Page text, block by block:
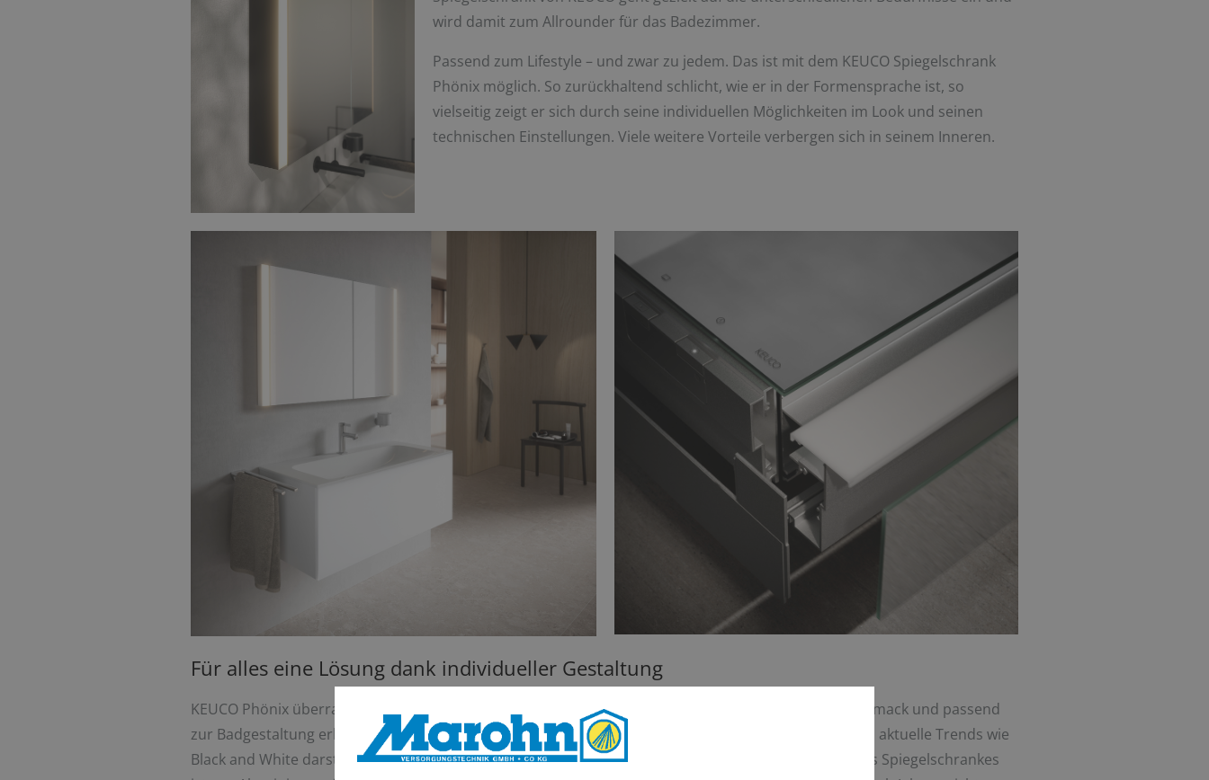
wird damit zum Allrounder für das Badezimmer.
Passend zum Lifestyle – und zwar zu jedem. Das ist mit dem KEUCO Spiegelschrank
Phönix möglich. So zurückhaltend schlicht, wie er in der Formensprache ist, so
vielseitig zeigt er sich durch seine individuellen Möglichkeiten im Look und seinen
technischen Einstellungen. Viele weitere Vorteile verbergen sich in seinem Inneren.
Für alles eine Lösung dank individueller Gestaltung
KEUCO Phönix überrascht mit verschiedenen, wählbaren Seiten- und Rückwänden. Ganz nach Geschmack und passend
zur Badgestaltung erhältlich in verspiegelt oder Schwarz. Damit lassen sich zeitlose Bäder einrichten, aktuelle Trends wie
Black and White darstellen, oder mit der Holzoptik eine wohnliche Variante gestalten. Der Korpus des Spiegelschrankes